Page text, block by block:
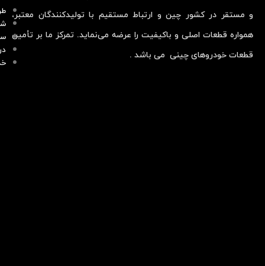
و مستقر در کشور چین و ارتباط مستقیم با تولیدکنندگان معتبر،
همواره قطعات اصلی و باکیفیت را عرضه می‌نماید. تمرکز ما بر تأمین
قطعات خودروهای چینی می باشد .